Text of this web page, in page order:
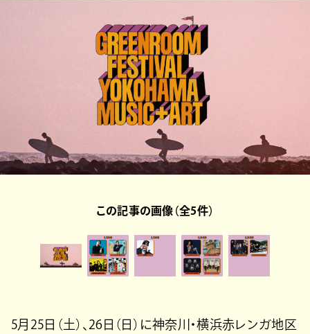
この記事の画像（全5件）
5月25日（土）、26日（日）に神奈川・横浜赤レンガ地区